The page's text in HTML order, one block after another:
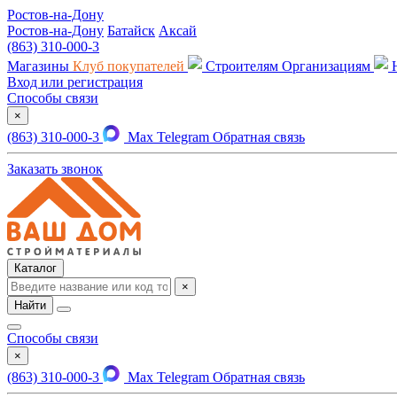
Ростов-на-Дону
Ростов-на-Дону Батайск Аксай
(863) 310-000-3
Магазины Клуб покупателей Строителям Организациям
Вход или регистрация
Способы связи
×
(863) 310-000-3 Max Telegram Обратная связь
Заказать звонок
Каталог
×
Найти
Способы связи
×
(863) 310-000-3 Max Telegram Обратная связь